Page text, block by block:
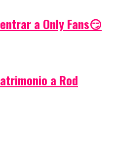
a Only Fans😏
a Rod